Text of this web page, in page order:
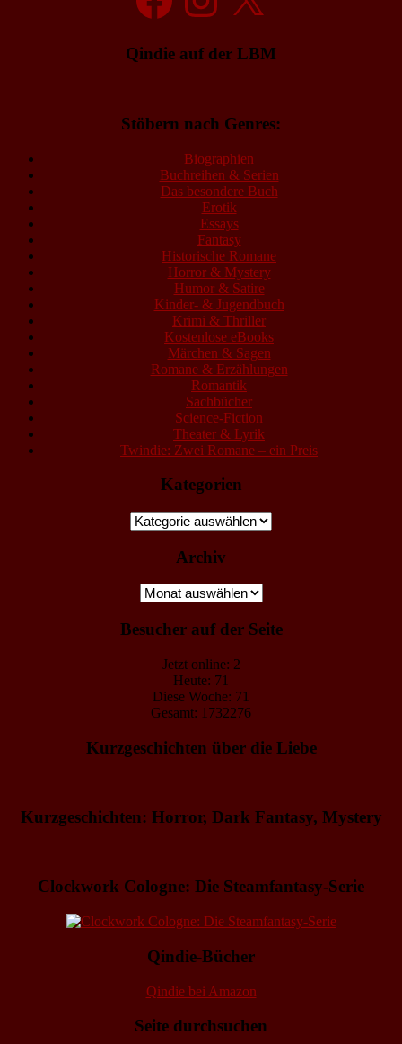
Qindie auf der LBM
Stöbern nach Genres:
Biographien
Buchreihen & Serien
Das besondere Buch
Erotik
Essays
Fantasy
Historische Romane
Horror & Mystery
Humor & Satire
Kinder- & Jugendbuch
Krimi & Thriller
Kostenlose eBooks
Märchen & Sagen
Romane & Erzählungen
Romantik
Sachbücher
Science-Fiction
Theater & Lyrik
Twindie: Zwei Romane – ein Preis
Kategorien
Kategorien
Archiv
Archiv
Besucher auf der Seite
Jetzt online: 2
Heute: 71
Diese Woche: 71
Gesamt: 1732276
Kurzgeschichten über die Liebe
Kurzgeschichten: Horror, Dark Fantasy, Mystery
Clockwork Cologne: Die Steamfantasy-Serie
Qindie-Bücher
Qindie bei Amazon
Seite durchsuchen